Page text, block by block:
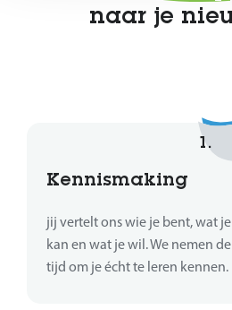
naar je
1.
Kennismaking
jij vertelt ons wie je bent, wat je
kan en wat je wil. We nemen de
tijd om je écht te leren kennen.